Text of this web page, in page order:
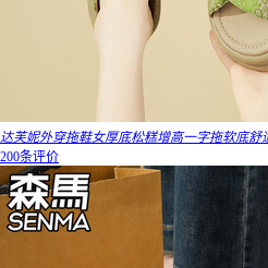
达芙妮外穿拖鞋女厚底松糕增高一字拖软底舒
200条评价